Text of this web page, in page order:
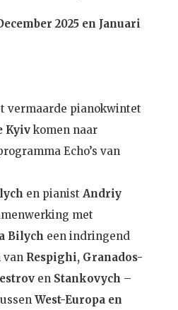
2025 en Januari
vermaarde pianokwintet
Kyivkomen naar
Echo’s van
en pianist Andriy
met
Bilych een indringend
van Respighi, Granados-
en Stankovych –
West-Europa en